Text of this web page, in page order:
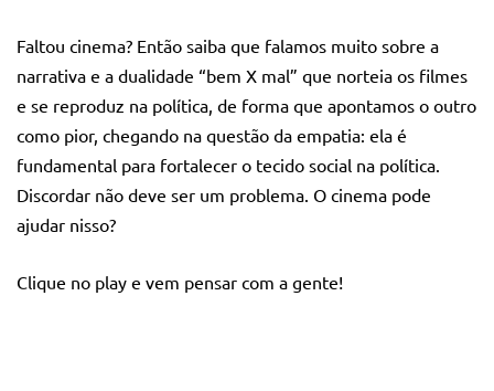
Faltou cinema? Então saiba que falamos muito sobre a
narrativa e a dualidade “bem X mal” que norteia os filmes
e se reproduz na política, de forma que apontamos o outro
como pior, chegando na questão da empatia: ela é
fundamental para fortalecer o tecido social na política.
Discordar não deve ser um problema. O cinema pode
ajudar nisso?
Clique no play e vem pensar com a gente!